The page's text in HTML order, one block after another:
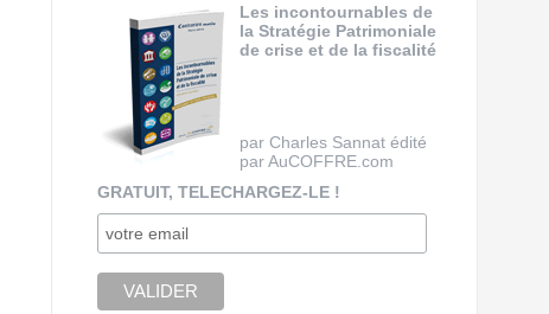
Les incontournables de
la Stratégie Patrimoniale
de crise et de la fiscalité
par Charles Sannat édité
par AuCOFFRE.com
GRATUIT, TELECHARGEZ-LE !